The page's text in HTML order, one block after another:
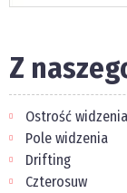
Z
Ostrość widzenia
Pole widzenia
Drifting
Czterosuw